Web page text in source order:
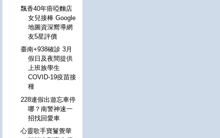
飄香40年瘖啞麵店
女兒接棒 Google
地圖資深嚮導網
友5星評價
臺南+938確診 3月
假日及夜間提供
上班族學生
COVID-19疫苗接
種
228連假出遊忘車停
哪？南警神速一
招找回愛車
心靈歌手寶鬘覺華